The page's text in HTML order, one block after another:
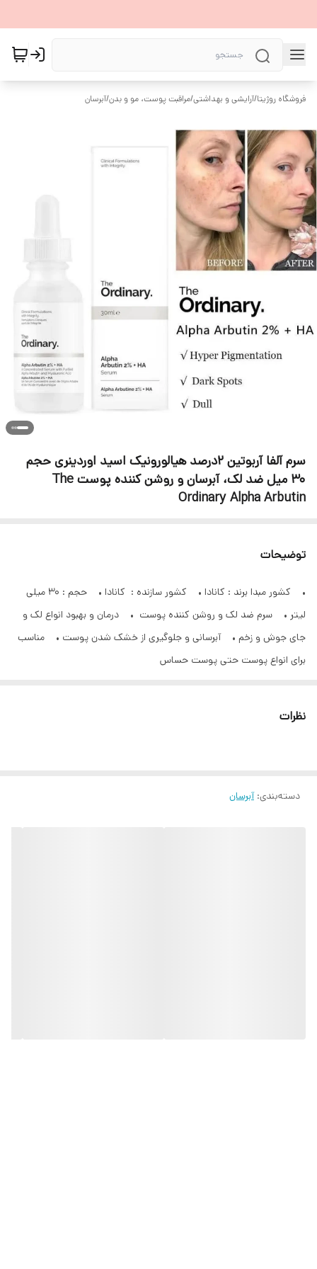
فروشگاه روژیتا/آرایشی و بهداشتی/مراقبت پوست، مو و بدن/آبرسان
سرم آلفا آربوتین 2درصد هیالورونیک اسید اوردینری حجم
30 میل ضد لک، آبرسان و روشن کننده پوست The
Ordinary Alpha Arbutin
توضیحات
• کشور مبدا برند : کانادا • کشور سازنده : کانادا • حجم : 30 میلی
لیتر • سرم ضد لک و روشن کننده پوست • درمان و بهبود انواع لک و
جای جوش و زخم • آبرسانی و جلوگیری از خشک شدن پوست • مناسب
برای انواع پوست حتی پوست حساس
نظرات
دسته‌بندی:آبرسان